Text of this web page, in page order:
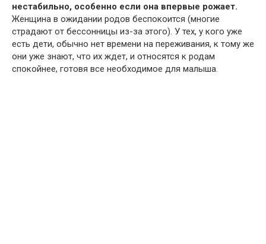
нестабильно, особенно если она впервые рожает.
Женщина в ожидании родов беспокоится (многие
страдают от бессонницы из-за этого). У тех, у кого уже
есть дети, обычно нет времени на переживания, к тому же
они уже знают, что их ждет, и относятся к родам
спокойнее, готовя все необходимое для малыша.